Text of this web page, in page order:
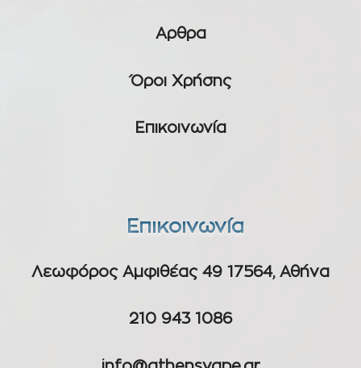
Αρθρα
Όροι Χρήσης
Επικοινωνία
Επικοινωνία
Λεωφόρος Αμφιθέας 49 17564, Αθήνα
210 943 1086